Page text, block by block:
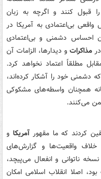
قبول کنند و اگرچه به زبان
بی‌اعتمادی به آمریکا در
احساس دشمنی و بی‌اعتمادی
مذاکرات و دیدارها، الزامات آن
مطلقاً اعتماد نخواهد کرد.
دشمنی خود را آشکار کرده‌اند،
همچنان واسطه‌های مشکوکی
می‌کنند.
آمریکا و
واقعیت‌ها و گزارش‌های
ناتوانی و انفعال می‌پیچد،
اصلا انقلاب اسلامی امکان